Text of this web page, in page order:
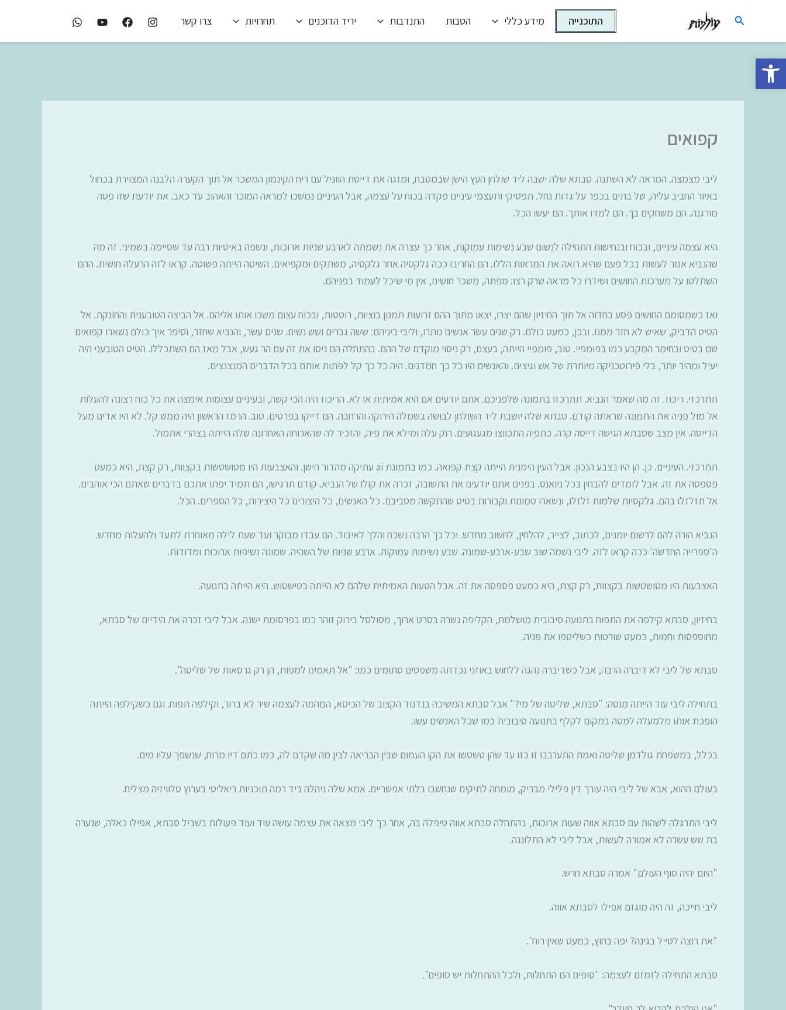
פתח סרגל נגישות
חיפוש התוכנייה מידע כללי הטבות התנדבות יריד הדוכנים תחרויות צרו קשר
קפואים
ליבי מצמצה. המראה לא השתנה. סבתא שלה ישבה ליד שולחן העץ הישן שבמטבח, ומזגה את דייסת הווניל עם ריח הקינמון המשכר אל תוך הקערה הלבנה המצוירת בכחול
באיור החביב עליה, של בתים בכפר על גדות נחל. תפסיקי ותעצמי עיניים פקדה בכוח על עצמה, אבל העיניים נמשכו למראה המוכר והאהוב עד כאב. את יודעת שזו פטה
מורגנה. הם משחקים בך. הם למדו אותך. הם יעשו הכל.
היא עצמה עיניים, ובכוח ובנחישות התחילה לנשום שבע נשימות עמוקות, אחר כך עצרה את נשמתה לארבע שניות ארוכות, ונשפה באיטיות רבה עד שסיימה בשמיני. זה מה
שהנביא אמר לעשות בכל פעם שהיא רואה את המראות הללו. הם החריבו ככה גלקסיה אחר גלקסיה, משתקים ומקפיאים. השיטה הייתה פשוטה. קראו לזה הרעלה חושית. ההם
השתלטו על מערכות החושים ושידרו כל מראה שרק רצו: מפתה, משכר חושים, אין מי שיכל לעמוד בפניהם.
ואז כשמסומם החושים פסע בחדוה אל תוך החיזיון שהם יצרו, יצאו מתוך ההם זרועות תמנון בוציות, רוטטות, ובכוח עצום משכו אותו אליהם. אל הביצה הטובענית והחונקת. אל
הטיט הדביק, שאיש לא חזר ממנו. ובכן, כמעט כולם. רק שנים עשר אנשים נותרו, וליבי ביניהם: ששה גברים ושש נשים. שנים עשר, והנביא שחזר, וסיפר איך כולם נשארו קפואים
שם בטיט ובחימר המקבע כמו בפומפיי. טוב, פומפיי הייתה, בעצם, רק ניסוי מוקדם של ההם. בהתחלה הם ניסו את זה עם הר געש, אבל מאז הם השתכללו. הטיט הטובעני היה
יעיל ומהיר יותר, בלי פירוטכניקה מיותרת של אש וגיצים. והאנשים היו כל כך חמדנים. היה כל כך קל לפתות אותם בכל הדברים המנצנצים.
תתרכזי. ריכוז. זה מה שאמר הנביא. תתרכזו בתמונה שלפניכם. אתם יודעים אם היא אמיתית או לא. הריכוז היה הכי קשה, ובעיניים עצומות אימצה את כל כוח רצונה להעלות
אל מול פניה את התמונה שראתה קודם. סבתא שלה יושבת ליד השולחן לבושה בשמלה הירוקה והרחבה. הם דייקו בפרטים. טוב. הרמז הראשון היה ממש קל. לא היו אדים מעל
הדייסה. אין מצב שסבתא הגישה דייסה קרה. כתפיה התכווצו מגעגועים. רוק עלה ומילא את פיה, והזכיר לה שהארוחה האחרונה שלה הייתה בצהרי אתמול.
תתרכזי. העיניים. כן. הן היו בצבע הנכון. אבל העין הימנית הייתה קצת קפואה. כמו בתמונת ai עתיקה מהדור הישן. והאצבעות היו מטושטשות בקצוות, רק קצת, היא כמעט
פספסה את זה. אבל לומדים להבחין בכל ניואנס. בפנים אתם יודעים את התשובה, זכרה את קולו של הנביא. קודם תרגישו, הם תמיד יפתו אתכם בדברים שאתם הכי אוהבים.
אל תזלזלו בהם. גלקסיות שלמות זלזלו, ונשארו טמונות וקבורות בטיט שהתקשה מסביבם. כל האנשים, כל היצורים כל היצירות, כל הספרים. הכל.
הנביא הורה להם לרשום יומנים, לכתוב, לצייר, להלחין, לחשוב מחדש. וכל כך הרבה נשכח והלך לאיבוד. הם עבדו מבוקר ועד שעת לילה מאוחרת לתעד ולהעלות מחדש.
ה'ספרייה החדשה' ככה קראו לזה. ליבי נשמה שוב שבע-ארבע-שמונה. שבע נשימות עמוקות. ארבע שניות של השהיה. שמונה נשיפות ארוכות ומדודות.
האצבעות היו מטושטשות בקצוות, רק קצת, היא כמעט פספסה את זה. אבל הטעות האמיתית שלהם לא הייתה בטישטוש. היא הייתה בתנועה.
בחיזיון, סבתא קילפה את התפוח בתנועה סיבובית מושלמת, הקליפה נשרה בסרט ארוך, מסולסל בירוק זוהר כמו בפרסומת ישנה. אבל ליבי זכרה את הידיים של סבתא,
מחוספסות וחמות, כמעט שורטות כשליטפו את פניה.
סבתא של ליבי לא דיברה הרבה, אבל כשדיברה נהגה ללחוש באוזני נכדתה משפטים סתומים כמו: "אל תאמינו למפות, הן רק גרסאות של שליטה".
בתחילה ליבי עוד הייתה מנסה: "סבתא, שליטה של מי?" אבל סבתא המשיכה בנדנוד הקצוב של הכיסא, המהמה לעצמה שיר לא ברור, וקילפה תפוח. וגם כשקילפה הייתה
הופכת אותו מלמעלה למטה במקום לקלף בתנועה סיבובית כמו שכל האנשים עשו.
בכלל, במשפחת גולדמן שליטה ואמת התערבבו זו בזו עד שהן טשטשו את הקו העמום שבין הבריאה לבין מה שקדם לה, כמו כתם דיו מרוח, שנשפך עליו מים.
בעולם ההוא, אבא של ליבי היה עורך דין פלילי מבריק, מומחה לתיקים שנחשבו בלתי אפשריים. אמא שלה ניהלה ביד רמה תוכניות ריאליטי בערוץ טלוויזיה מצליח.
ליבי התרגלה לשהות עם סבתא אווה שעות ארוכות, בהתחלה סבתא אווה טיפלה בה, אחר כך ליבי מצאה את עצמה עושה עוד ועוד פעולות בשביל סבתא, אפילו כאלה, שנערה
בת שש עשרה לא אמורה לעשות, אבל ליבי לא התלוננה.
"היום יהיה סוף העולם" אמרה סבתא חרש.
ליבי חייכה, זה היה מוגזם אפילו לסבתא אווה.
"את רוצה לטייל בגינה? יפה בחוץ, כמעט שאין רוח".
סבתא התחילה לזמזם לעצמה: "סופים הם התחלות, ולכל ההתחלות יש סופים".